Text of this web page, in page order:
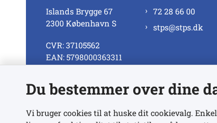
Islands Brygge 67
2300 København S
CVR: 37105562
EAN: 5798000363311
72 28 66 00
stps@stps.dk
Se alle kontaktnumre
Du bestemmer over dine
Vi bruger cookies til at huske dit cookievalg.